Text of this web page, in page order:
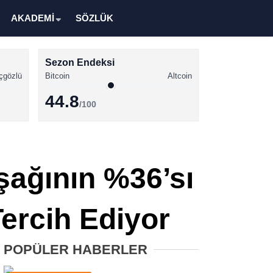
Altcoin Haberleri
Solana Haberleri
XRP Haberleri
AKADEMİ SÖZLÜK
Sezon Endeksi
Bitcoin Altcoin
44.8/100
%36’sı
Ediyor
POPÜLER HABERLER